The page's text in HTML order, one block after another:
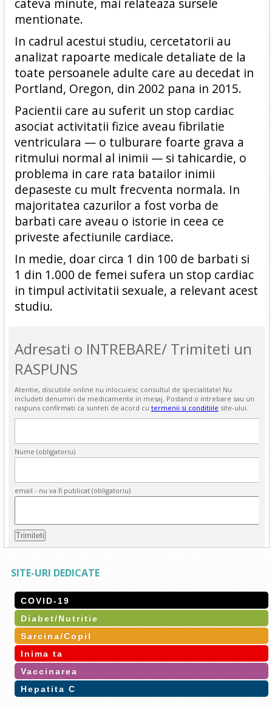
mentionate.
In cadrul acestui studiu, cercetatorii au
analizat rapoarte medicale detaliate de la
toate persoanele adulte care au decedat in
Portland, Oregon, din 2002 pana in 2015.
Pacientii care au suferit un stop cardiac
asociat activitatii fizice aveau fibrilatie
ventriculara — o tulburare foarte grava a
ritmului normal al inimii — si tahicardie, o
problema in care rata batailor inimii
depaseste cu mult frecventa normala. In
majoritatea cazurilor a fost vorba de
barbati care aveau o istorie in ceea ce
priveste afectiunile cardiace.
In medie, doar circa 1 din 100 de barbati si
1 din 1.000 de femei sufera un stop cardiac
in timpul activitatii sexuale, a relevant acest
studiu.
Adresati o INTREBARE/ Trimiteti un
RASPUNS
Atentie, discutiile online nu inlocuiesc consultul de specialitate! Nu
includeti denumiri de medicamente in mesaj. Postand o intrebare sau un
raspuns confirmati ca sunteti de acord cu termenii si conditiile site-ului.
Nume (obligatoriu)
email - nu va fi publicat (obligatoriu)
SITE-URI DEDICATE
COVID-19
Diabet/Nutritie
Sarcina/Copil
Inima ta
Vaccinarea
Hepatita C